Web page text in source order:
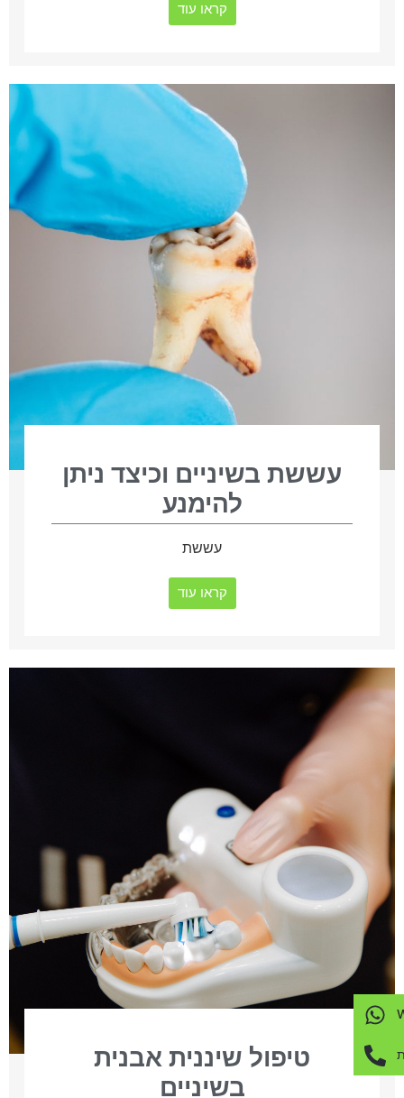
קראו עוד
עששת בשיניים וכיצד ניתן
להימנע
עששת
קראו עוד
טיפול שיננית אבנית
בשיניים